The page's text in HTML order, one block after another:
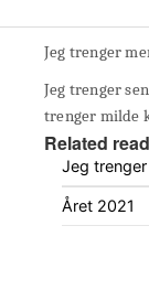
Jeg trenger
Jeg trenger
trenger milde
Related
Jeg
Året 2021